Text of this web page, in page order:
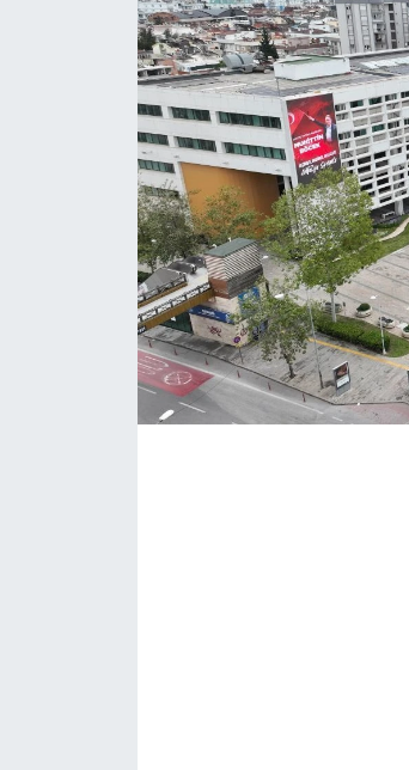
Magazin
Kültür ve Sanat
Sivil Toplum